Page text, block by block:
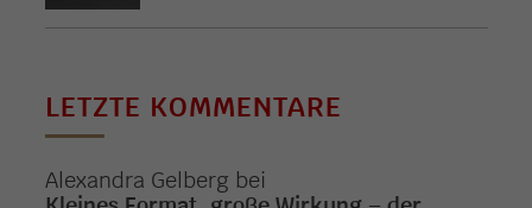
LETZTE KOMMENTARE
Alexandra Gelberg bei